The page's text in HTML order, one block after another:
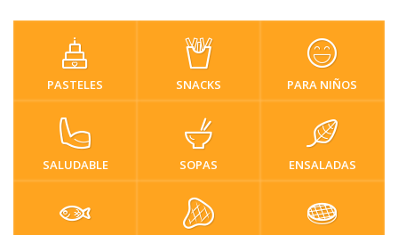
PASTELES SNACKS PARA NIÑOS
SALUDABLE SOPAS ENSALADAS